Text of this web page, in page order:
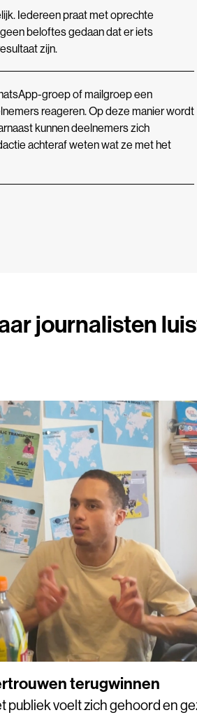
Iedereen praat met oprechte
beloftes gedaan dat er iets
zijn.
groep of mailgroep een
reageren. Op deze manier wordt
kunnen deelnemers zich
achteraf weten wat ze met het
journalisten
terugwinnen
publiek voelt zich gehoord en